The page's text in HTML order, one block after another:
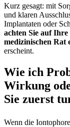
Kurz ⁣gesagt: ‌mit
und ⁢klaren⁢
Implantaten ‌oder
achten Sie auf
medizinischen Rat
erscheint.
Wie​ ich
Wirkung⁢
Sie zuerst
Wenn die